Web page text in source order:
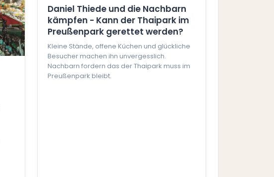
Daniel Thiede und die Nachbarn
kämpfen - Kann der Thaipark im
Preußenpark gerettet werden?
Kleine Stände, offene Küchen und glückliche
Besucher machen ihn unvergesslich.
Nachbarn fordern das der Thaipark muss im
Preußenpark bleibt.